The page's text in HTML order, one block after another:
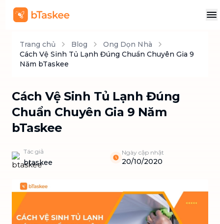
Trang chủ Blog
Ong Dọn Nhà
Cách Vệ Sinh Tủ Lạnh Đúng Chuẩn Chuyên Gia 9
Năm bTaskee
Cách Vệ Sinh Tủ Lạnh Đúng
Chuẩn Chuyên Gia 9 Năm
bTaskee
Tác giả
btaskee
Ngày cập nhật
20/10/2020